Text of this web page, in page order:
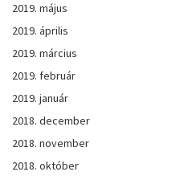
2019. május
2019. április
2019. március
2019. február
2019. január
2018. december
2018. november
2018. október